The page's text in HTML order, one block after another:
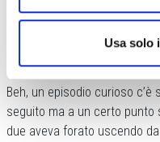
Usa solo
stato vedere la piazza
dalla città è
C’è stato qualche momento
Beh, un episodio curioso c’è
seguito ma a un certo
due aveva forato uscendo